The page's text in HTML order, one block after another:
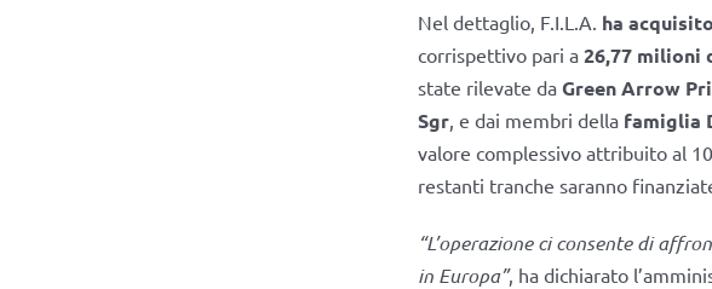
Nel dettaglio, F.I.L.A. ha
corrispettivo pari a 26,77 milioni
state rilevate da Green Arrow
Sgr, e dai membri della famiglia
valore complessivo attribuito al
restanti tranche saranno
“L’operazione ci consente di
in Europa”, ha dichiarato